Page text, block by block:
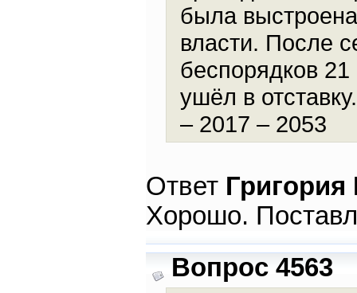
была
власти. После
беспорядков
ушёл в
– 2017 – 2053
Ответ
Хорошо.
Вопрос 4563